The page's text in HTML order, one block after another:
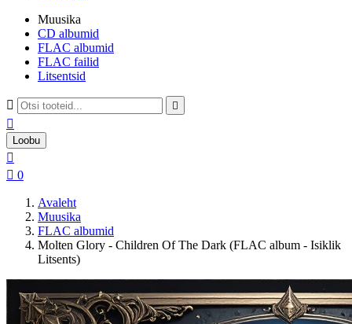
Muusika
CD albumid
FLAC albumid
FLAC failid
Litsentsid
 

Loobu

 0
Avaleht
Muusika
FLAC albumid
Molten Glory - Children Of The Dark (FLAC album - Isiklik
Litsents)